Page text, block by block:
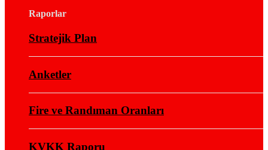
Raporlar
Stratejik Plan
Anketler
Fire ve Randıman Oranları
KVKK Raporu